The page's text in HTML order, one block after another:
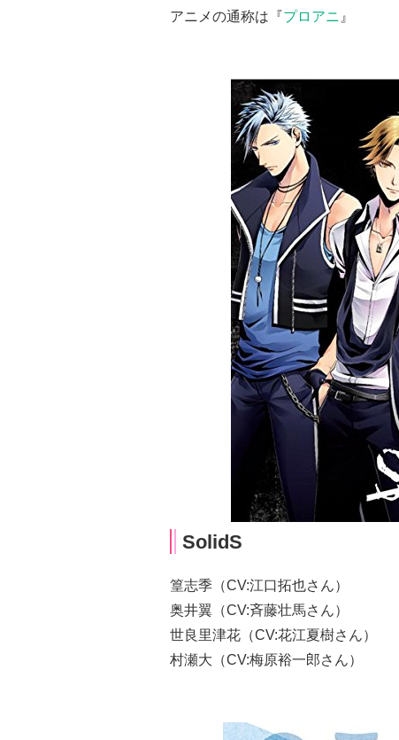
アニメの通称は『プロアニ 』
SolidS
篁志季（CV:江口拓也さん）
奥井翼（CV:斉藤壮馬さん）
世良里津花（CV:花江夏樹さん）
村瀬大（CV:梅原裕一郎さん）